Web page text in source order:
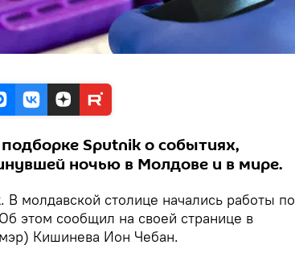
Sputnik о событиях,
ночью в Молдове и в мире.
. В молдавской столице начались работы по
этом сообщил на своей странице в
Кишинева Ион Чебан.